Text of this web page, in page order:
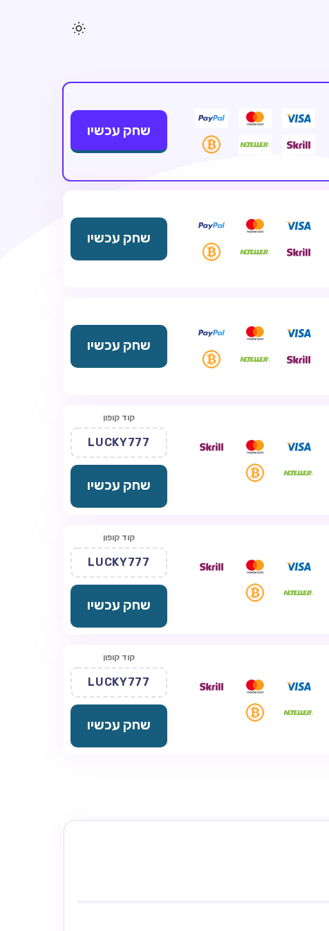
שחק עכשיו
שחק עכשיו
שחק עכשיו
קוד קופון
LUCKY777
שחק עכשיו
קוד קופון
LUCKY777
שחק עכשיו
קוד קופון
LUCKY777
שחק עכשיו